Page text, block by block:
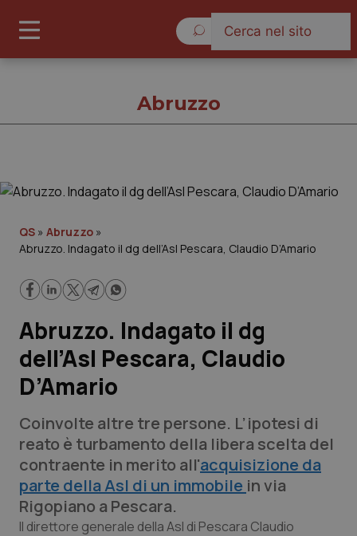
Cronache
Lavoro e Professioni
Scienza e Farmaci
Studi e Analisi
Lettere al direttore
Edizioni Regionali
Abruzzo
QS » Abruzzo »
Abruzzo. Indagato il dg dell’Asl Pescara, Claudio D’Amario
Abruzzo. Indagato il dg
dell’Asl Pescara, Claudio
D’Amario
Coinvolte altre tre persone. L’ipotesi di
reato è turbamento della libera scelta del
contraente in merito all'acquisizione da
parte della Asl di un immobile in via
Rigopiano a Pescara.
Il direttore generale della Asl di Pescara Claudio